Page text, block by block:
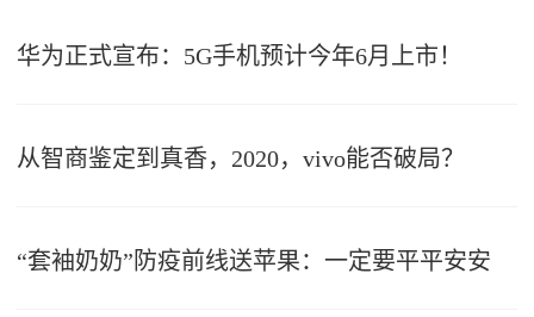
华为正式宣布：5G手机预计今年6月上市！
从智商鉴定到真香，2020，vivo能否破局？
“套袖奶奶”防疫前线送苹果：一定要平平安安